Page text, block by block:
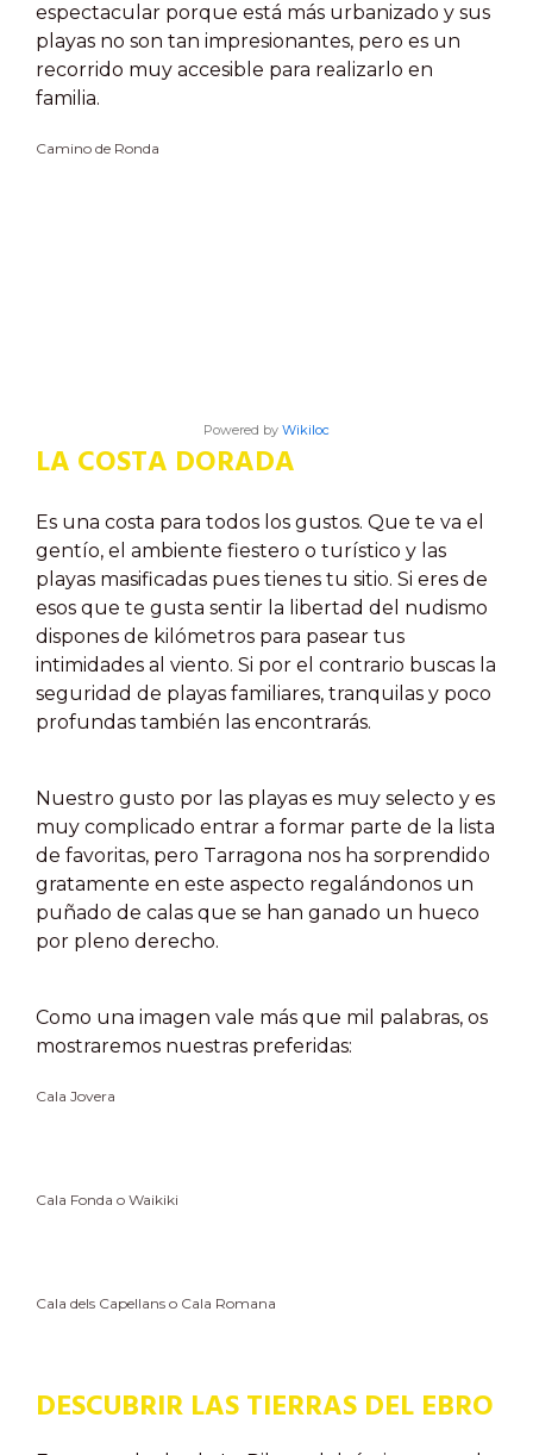
espectacular porque está más urbanizado y sus
playas no son tan impresionantes, pero es un
recorrido muy accesible para realizarlo en
familia.
Camino de Ronda
Powered by Wikiloc
LA COSTA DORADA
Es una costa para todos los gustos. Que te va el
gentío, el ambiente fiestero o turístico y las
playas masificadas pues tienes tu sitio. Si eres de
esos que te gusta sentir la libertad del nudismo
dispones de kilómetros para pasear tus
intimidades al viento. Si por el contrario buscas la
seguridad de playas familiares, tranquilas y poco
profundas también las encontrarás.
Nuestro gusto por las playas es muy selecto y es
muy complicado entrar a formar parte de la lista
de favoritas, pero Tarragona nos ha sorprendido
gratamente en este aspecto regalándonos un
puñado de calas que se han ganado un hueco
por pleno derecho.
Como una imagen vale más que mil palabras, os
mostraremos nuestras preferidas:
Cala Jovera
Cala Fonda o Waikiki
Cala dels Capellans o Cala Romana
DESCUBRIR LAS TIERRAS DEL EBRO